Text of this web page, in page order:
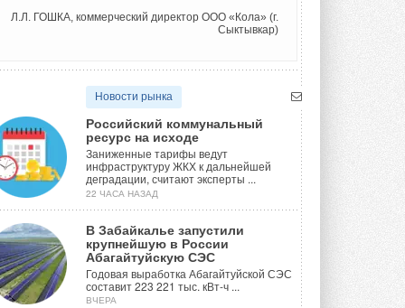
Л.Л. ГОШКА, коммерческий директор ООО «Кола» (г.
Сыктывкар)
Новости рынка
Российский коммунальный
ресурс на исходе
Заниженные тарифы ведут
инфраструктуру ЖКХ к дальнейшей
деградации, считают эксперты ...
22 ЧАСА НАЗАД
В Забайкалье запустили
крупнейшую в России
Абагайтуйскую СЭС
Годовая выработка Абагайтуйской СЭС
составит 223 221 тыс. кВт-ч ...
ВЧЕРА